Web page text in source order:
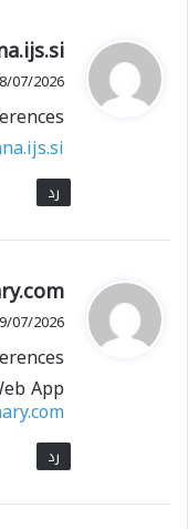
ي
ق
ل
08/07/2026 الساعة
رد
ي
ق
ل
09/07/2026 الساعة
App
رد